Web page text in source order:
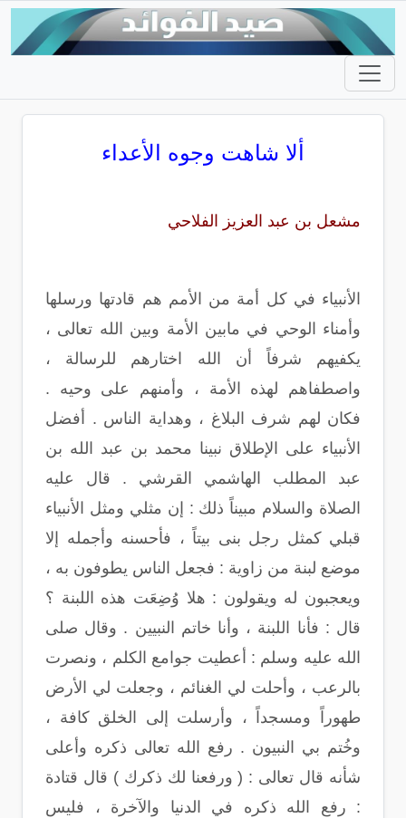
ألا شاهت وجوه الأعداء
مشعل بن عبد العزيز الفلاحي
الأنبياء في كل أمة من الأمم هم قادتها ورسلها
وأمناء الوحي في مابين الأمة وبين الله تعالى ،
يكفيهم شرفاً أن الله اختارهم للرسالة ،
واصطفاهم لهذه الأمة ، وأمنهم على وحيه .
فكان لهم شرف البلاغ ، وهداية الناس . أفضل
الأنبياء على الإطلاق نبينا محمد بن عبد الله بن
عبد المطلب الهاشمي القرشي . قال عليه
الصلاة والسلام مبيناً ذلك : إن مثلي ومثل الأنبياء
قبلي كمثل رجل بنى بيتاً ، فأحسنه وأجمله إلا
موضع لبنة من زاوية : فجعل الناس يطوفون به ،
ويعجبون له ويقولون : هلا وُضِعَت هذه اللبنة ؟
قال : فأنا اللبنة ، وأنا خاتم النبيين . وقال صلى
الله عليه وسلم : أعطيت جوامع الكلم ، ونصرت
بالرعب ، وأحلت لي الغنائم ، وجعلت لي الأرض
طهوراً ومسجداً ، وأرسلت إلى الخلق كافة ،
وخُتم بي النبيون . رفع الله تعالى ذكره وأعلى
شأنه قال تعالى : ( ورفعنا لك ذكرك ) قال قتادة
: رفع الله ذكره في الدنيا والآخرة ، فليس